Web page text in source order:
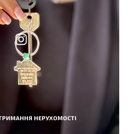
НЕРУХОМОСТІ